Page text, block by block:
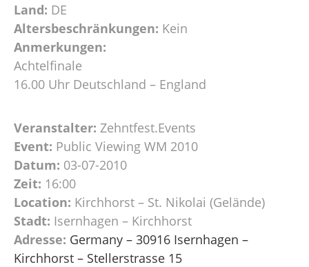
Land: DE
Altersbeschränkungen: Kein
Anmerkungen:
Achtelfinale
16.00 Uhr Deutschland – England
Veranstalter: Zehntfest.Events
Event: Public Viewing WM 2010
Datum: 03-07-2010
Zeit: 16:00
Location: Kirchhorst – St. Nikolai (Gelände)
Stadt: Isernhagen – Kirchhorst
Adresse: Germany – 30916 Isernhagen –
Kirchhorst – Stellerstrasse 15